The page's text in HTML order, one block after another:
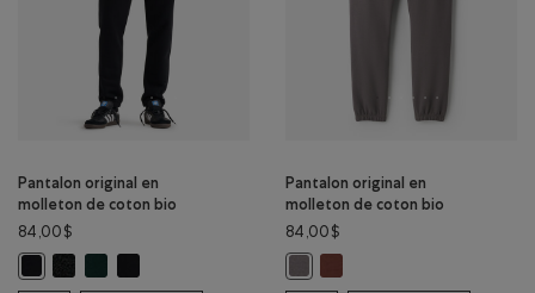
Pantalon original en
molleton de coton bio
84,00$
Pantalon original en
molleton de coton bio
84,00$